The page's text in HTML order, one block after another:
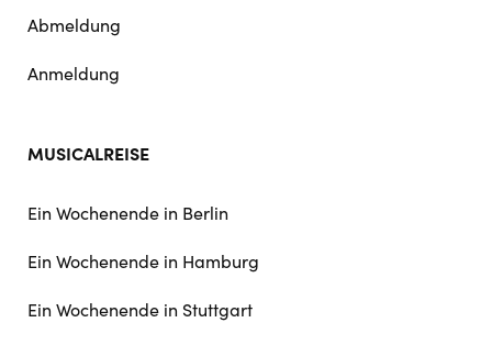
Abmeldung
Anmeldung
MUSICALREISE
Ein Wochenende in Berlin
Ein Wochenende in Hamburg
Ein Wochenende in Stuttgart